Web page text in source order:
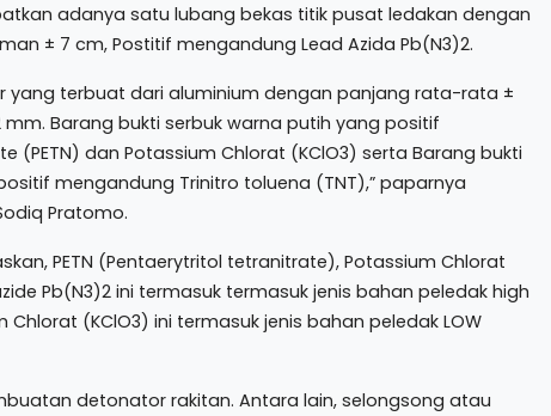
adanya satu lubang bekas titik pusat ledakan dengan
± 7 cm, Postitif mengandung Lead Azida Pb(N3)2.
yang terbuat dari aluminium dengan panjang rata-rata ±
Barang bukti serbuk warna putih yang positif
dan Potassium Chlorat (KClO3) serta Barang bukti
mengandung Trinitro toluena (TNT),” paparnya
Pratomo.
PETN (Pentaerytritol tetranitrate), Potassium Chlorat
Pb(N3)2 ini termasuk termasuk jenis bahan peledak high
(KClO3) ini termasuk jenis bahan peledak LOW
detonator rakitan. Antara lain, selongsong atau